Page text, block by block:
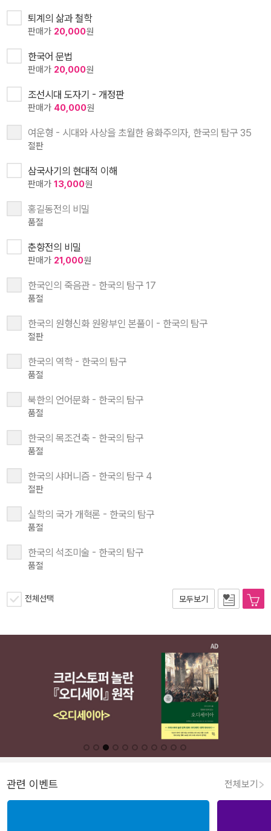
퇴계의 삶과 철학
판매가 20,000원
한국어 문법
판매가 20,000원
조선시대 도자기 - 개정판
판매가 40,000원
여운형 - 시대와 사상을 초월한 융화주의자, 한국의 탐구 35
절판
삼국사기의 현대적 이해
판매가 13,000원
홍길동전의 비밀
품절
춘향전의 비밀
판매가 21,000원
한국인의 죽음관 - 한국의 탐구 17
품절
한국의 원형신화 원왕부인 본풀이 - 한국의 탐구
절판
한국의 역학 - 한국의 탐구
품절
북한의 언어문화 - 한국의 탐구
품절
한국의 목조건축 - 한국의 탐구
품절
한국의 샤머니즘 - 한국의 탐구 4
절판
실학의 국가 개혁론 - 한국의 탐구
품절
한국의 석조미술 - 한국의 탐구
품절
전체선택 모두보기
관련 이벤트 전체보기